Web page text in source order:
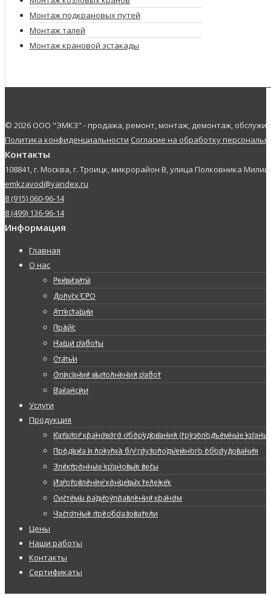
Монтаж подкрановых путей
Монтаж талей
Монтаж крановой эстакады
© 2026 ООО "ЭМКЗ" - продажа, ремонт, монтаж, демонтаж,
Политика конфиденциальности Согласие на обработку
Контакты
108841, г. Москва, г. Троицк, микрорайон В, улица Полковника
emkzavod@yandex.ru
8 (915) 060-96-14
8 (499) 136-96-14
Информация
Главная
О нас
Реквизиты
Допуск СРО
Аттестации
Прайс
Наши работы
Статьи
Описание выполнения работ
Вакансии
Услуги
Продукция
Каталог кранового оборудования (грузоподъемные краны,
Продажа и покупка б/у грузоподъемного оборудования
Электронные крановые весы
Изготовление концевых тележек
Системы радиоуправления краном
Частотные преобразователи
Цены
Наши работы
Контакты
Сертификаты